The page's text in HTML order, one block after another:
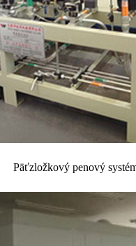
Päťzložkový penový